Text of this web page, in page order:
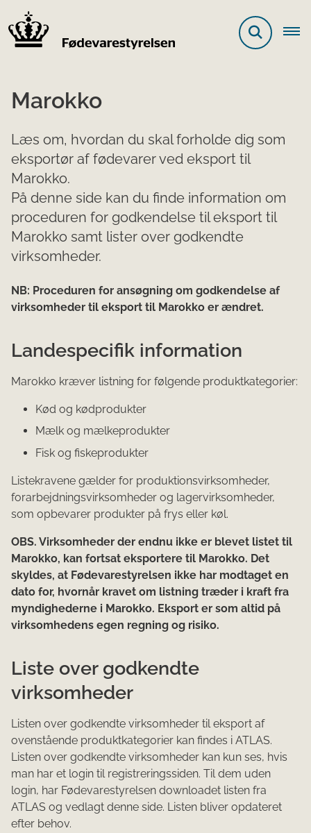
Marokko
Læs om, hvordan du skal forholde dig som
eksportør af fødevarer ved eksport til
Marokko.
På denne side kan du finde information om
proceduren for godkendelse til eksport til
Marokko samt lister over godkendte
virksomheder.
NB: Proceduren for ansøgning om godkendelse af
virksomheder til eksport til Marokko er ændret.
Landespecifik information
Marokko kræver listning for følgende produktkategorier:
Kød og kødprodukter
Mælk og mælkeprodukter
Fisk og fiskeprodukter
Listekravene gælder for produktionsvirksomheder,
forarbejdningsvirksomheder og lagervirksomheder,
som opbevarer produkter på frys eller køl.
OBS. Virksomheder der endnu ikke er blevet listet til
Marokko, kan fortsat eksportere til Marokko. Det
skyldes, at Fødevarestyrelsen ikke har modtaget en
dato for, hvornår kravet om listning træder i kraft fra
myndighederne i Marokko. Eksport er som altid på
virksomhedens egen regning og risiko.
Liste over godkendte
virksomheder
Listen over godkendte virksomheder til eksport af
ovenstående produktkategorier kan findes i ATLAS.
Listen over godkendte virksomheder kan kun ses, hvis
man har et login til registreringssiden. Til dem uden
login, har Fødevarestyrelsen downloadet listen fra
ATLAS og vedlagt denne side. Listen bliver opdateret
efter behov.